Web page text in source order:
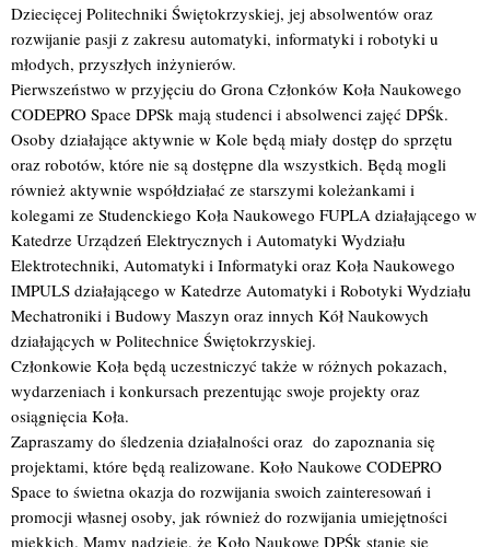
Dziecięcej Politechniki Świętokrzyskiej, jej absolwentów oraz
rozwijanie pasji z zakresu automatyki, informatyki i robotyki u
młodych, przyszłych inżynierów.
Pierwszeństwo w przyjęciu do Grona Członków Koła Naukowego
CODEPRO Space DPSk mają studenci i absolwenci zajęć DPŚk.
Osoby działające aktywnie w Kole będą miały dostęp do sprzętu
oraz robotów, które nie są dostępne dla wszystkich. Będą mogli
również aktywnie współdziałać ze starszymi koleżankami i
kolegami ze Studenckiego Koła Naukowego FUPLA działającego w
Katedrze Urządzeń Elektrycznych i Automatyki Wydziału
Elektrotechniki, Automatyki i Informatyki oraz Koła Naukowego
IMPULS działającego w Katedrze Automatyki i Robotyki Wydziału
Mechatroniki i Budowy Maszyn oraz innych Kół Naukowych
działających w Politechnice Świętokrzyskiej.
Członkowie Koła będą uczestniczyć także w różnych pokazach,
wydarzeniach i konkursach prezentując swoje projekty oraz
osiągnięcia Koła.
Zapraszamy do śledzenia działalności oraz do zapoznania się
projektami, które będą realizowane. Koło Naukowe CODEPRO
Space to świetna okazja do rozwijania swoich zainteresowań i
promocji własnej osoby, jak również do rozwijania umiejętności
miękkich. Mamy nadzieję, że Koło Naukowe DPŚk stanie się